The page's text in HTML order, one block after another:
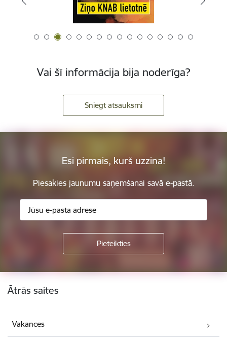
Vai šī informācija bija noderīga?
Sniegt atsauksmi
Esi pirmais, kurš uzzina!
Piesakies jaunumu saņemšanai savā e-pastā.
Kājene
Ātrās saites
Vakances